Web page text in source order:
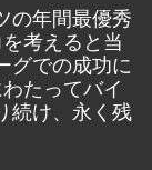
の年間最優秀
考えると当
グでの成功に
たってバイ
続け、永く残